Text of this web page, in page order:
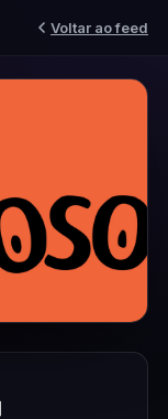
Voltar ao feed